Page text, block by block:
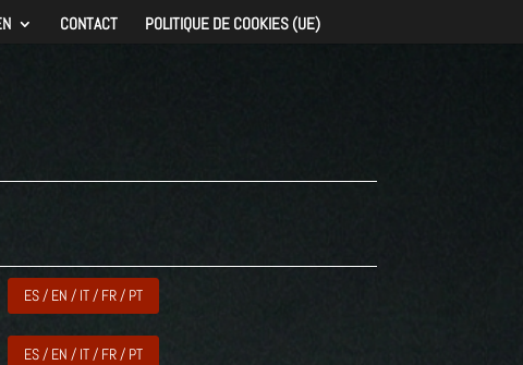
CONTACT POLITIQUE DE COOKIES (UE)
ES / EN / IT / FR / PT
ES / EN / IT / FR / PT